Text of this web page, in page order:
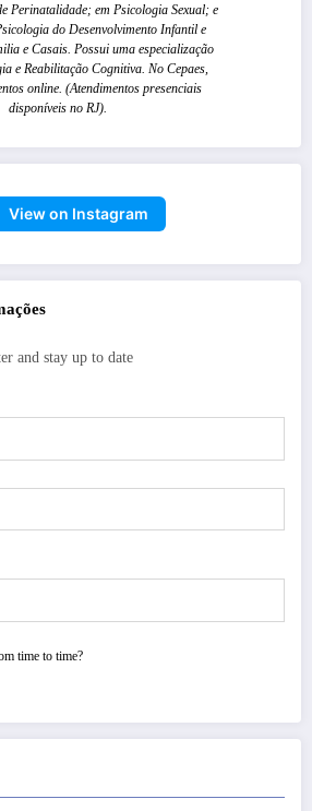
Perinatalidade; em Psicologia Sexual; e
do Desenvolvimento Infantil e
e Casais. Possui uma especialização
e Reabilitação Cognitiva. No Cepaes,
online. (Atendimentos presenciais
disponíveis no RJ).
View on Instagram
and stay up to date
time to time?